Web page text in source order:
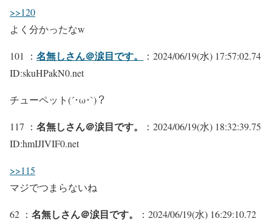
>>120
よく分かったなw
101 ： 名無しさん＠涙目です。
：2024/06/19(水) 17:57:02.74
ID:skuHPakN0.net
チューペット(´･ω･`)？
117 ： 名無しさん＠涙目です。
：2024/06/19(水) 18:32:39.75
ID:hmIJIVIF0.net
>>115
マジでつまらないね
62 ： 名無しさん＠涙目です。
：2024/06/19(水) 16:29:10.72